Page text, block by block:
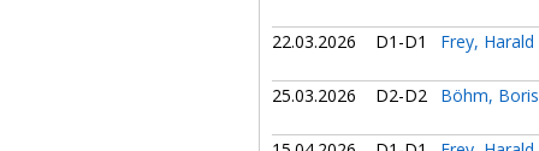
22.03.2026 D1-D1 Frey, Harald
25.03.2026 D2-D2 Böhm,